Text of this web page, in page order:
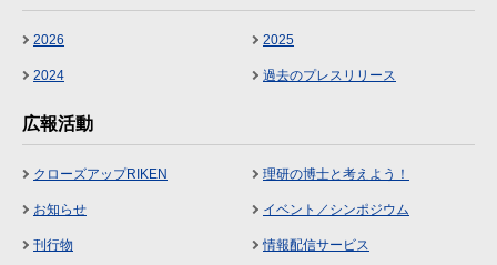
2026 2025
2024 過去のプレスリリース
広報活動
クローズアップRIKEN 理研の博士と考えよう！
お知らせ イベント／シンポジウム
刊行物 情報配信サービス